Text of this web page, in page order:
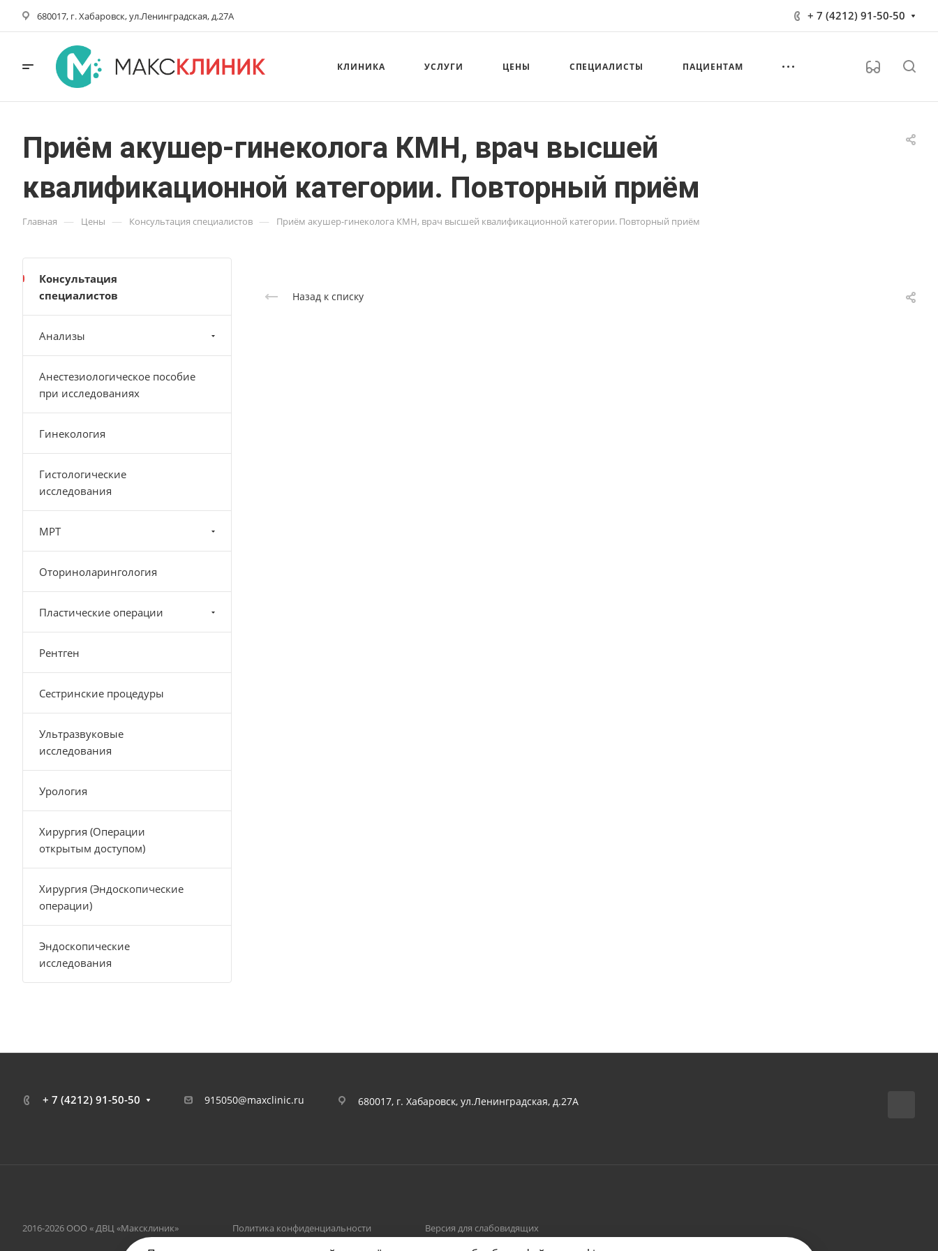
680017, г. Хабаровск, ул.Ленинградская, д.27А + 7 (4212) 91-50-50
КЛИНИКА УСЛУГИ ЦЕНЫ СПЕЦИАЛИСТЫ ПАЦИЕНТАМ
Приём акушер-гинеколога КМН, врач высшей
квалификационной категории. Повторный приём
Главная — Цены — Консультация специалистов — Приём акушер-гинеколога КМН, врач высшей квалификационной категории. Повторный приём
Назад к списку
Консультация
специалистов
Анализы
Анестезиологическое пособие
при исследованиях
Гинекология
Гистологические
исследования
МРТ
Оториноларингология
Пластические операции
Рентген
Сестринские процедуры
Ультразвуковые
исследования
Урология
Хирургия (Операции
открытым доступом)
Хирургия (Эндоскопические
операции)
Эндоскопические
исследования
+ 7 (4212) 91-50-50 915050@maxclinic.ru 680017, г. Хабаровск, ул.Ленинградская, д.27А
2016-2026 ООО « ДВЦ «Максклиник» Политика конфиденциальности Версия для слабовидящих